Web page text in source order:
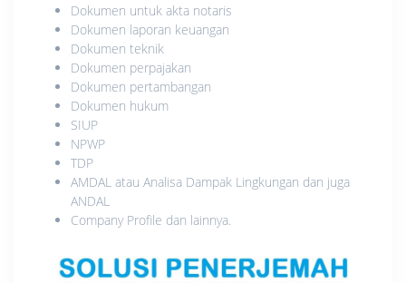
Dokumen untuk akta notaris
Dokumen laporan keuangan
Dokumen teknik
Dokumen perpajakan
Dokumen pertambangan
Dokumen hukum
SIUP
NPWP
TDP
AMDAL atau Analisa Dampak Lingkungan dan juga
ANDAL
Company Profile dan lainnya.